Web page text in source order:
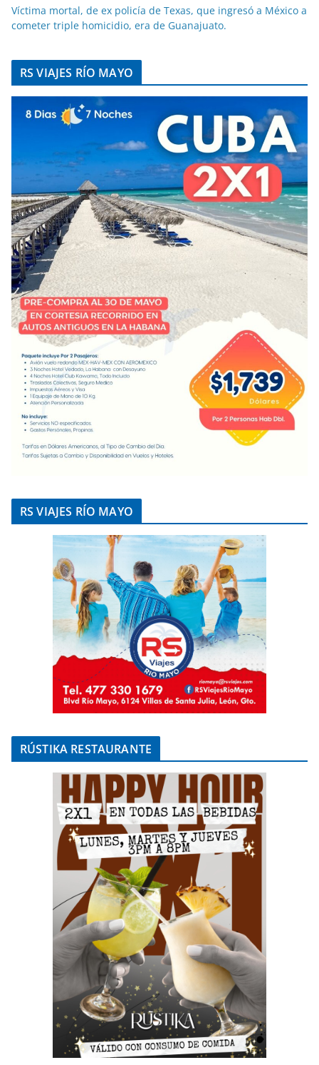
Víctima mortal, de ex policía de Texas, que ingresó a México a
cometer triple homicidio, era de Guanajuato.
RS VIAJES RÍO MAYO
RS VIAJES RÍO MAYO
RÚSTIKA RESTAURANTE